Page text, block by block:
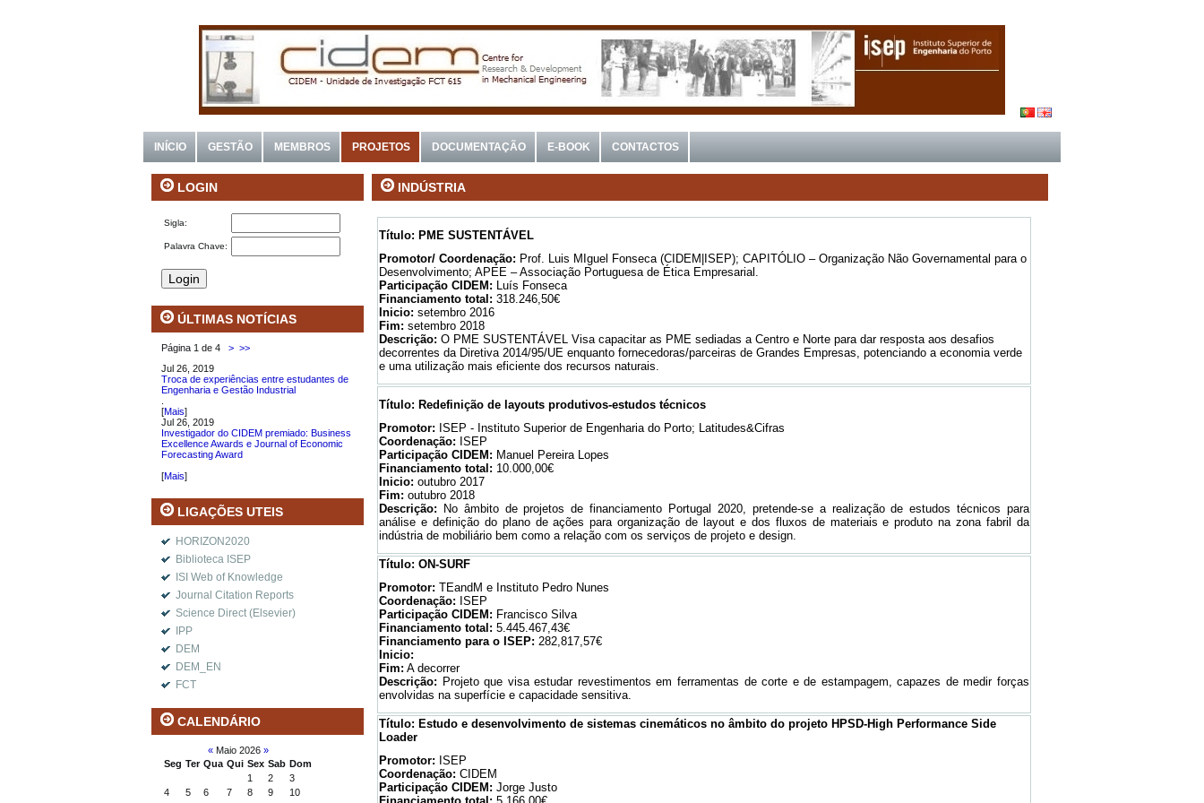
INÍCIO GESTÃO MEMBROS PROJETOS DOCUMENTAÇÃO E-BOOK CONTACTOS
LOGIN
Sigla:
Palavra Chave:
ÚLTIMAS NOTÍCIAS
Página 1 de 4 > >>
Jul 26, 2019
Troca de experiências entre estudantes de
Engenharia e Gestão Industrial
[Mais]
Jul 26, 2019
Investigador do CIDEM premiado: Business
Excellence Awards e Journal of Economic
Forecasting Award
[Mais]
LIGAÇÕES UTEIS
HORIZON2020
Biblioteca ISEP
ISI Web of Knowledge
Journal Citation Reports
Science Direct (Elsevier)
IPP
DEM
DEM_EN
FCT
CALENDÁRIO
«Maio 2026 »
Seg Ter Qua Qui Sex Sab Dom
1
2
3
4
5 6 7 8 9
10
INDÚSTRIA
Título: PME SUSTENTÁVEL
Promotor/ Coordenação: Prof. Luis MIguel Fonseca (CIDEM|ISEP); CAPITÓLIO – Organização Não Governamental para o
Desenvolvimento; APEE – Associação Portuguesa de Ética Empresarial.
Participação CIDEM: Luís Fonseca
Financiamento total: 318.246,50€
Inicio: setembro 2016
Fim: setembro 2018
Descrição: O PME SUSTENTÁVEL Visa capacitar as PME sediadas a Centro e Norte para dar resposta aos desafios
decorrentes da Diretiva 2014/95/UE enquanto fornecedoras/parceiras de Grandes Empresas, potenciando a economia verde
e uma utilização mais eficiente dos recursos naturais.
Título: Redefinição de layouts produtivos-estudos técnicos
Promotor: ISEP - Instituto Superior de Engenharia do Porto; Latitudes&Cifras
Coordenação: ISEP
Participação CIDEM: Manuel Pereira Lopes
Financiamento total: 10.000,00€
Inicio: outubro 2017
Fim: outubro 2018
Descrição: No âmbito de projetos de financiamento Portugal 2020, pretende-se a realização de estudos técnicos para
análise e definição do plano de ações para organização de layout e dos fluxos de materiais e produto na zona fabril da
indústria de mobiliário bem como a relação com os serviços de projeto e design.
Título: ON-SURF
Promotor: TEandM e Instituto Pedro Nunes
Coordenação: ISEP
Participação CIDEM: Francisco Silva
Financiamento total: 5.445.467,43€
Financiamento para o ISEP: 282,817,57€
Inicio:
Fim: A decorrer
Descrição: Projeto que visa estudar revestimentos em ferramentas de corte e de estampagem, capazes de medir forças
envolvidas na superfície e capacidade sensitiva.
Título: Estudo e desenvolvimento de sistemas cinemáticos no âmbito do projeto HPSD-High Performance Side
Loader
Promotor: ISEP
Coordenação: CIDEM
Participação CIDEM: Jorge Justo